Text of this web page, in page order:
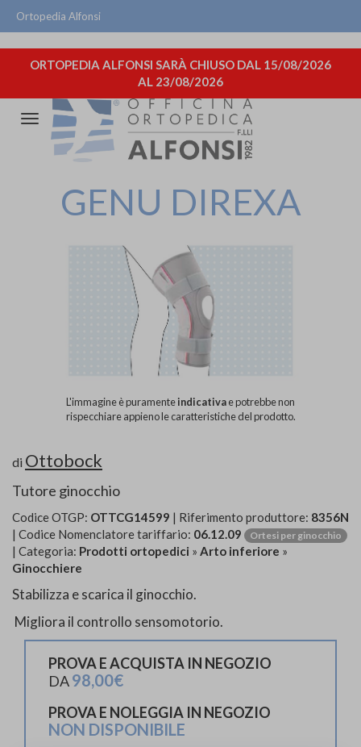
Ortopedia Alfonsi
ORTOPEDIA ALFONSI SARÀ CHIUSO DAL 15/08/2026
AL 23/08/2026
Attiva/disattiva
navigazione
GENU DIREXA
L'immagine è puramenteindicativae potrebbe non
rispecchiare appieno le caratteristiche del prodotto.
di Ottobock
Tutore ginocchio
Codice OTGP: OTTCG14599 | Riferimento produttore: 8356N
| Codice Nomenclatore tariffario: 06.12.09 Ortesi per ginocchio
| Categoria: Prodotti ortopedici » Arto inferiore »
Ginocchiere
Stabilizza e scarica il ginocchio.
Migliora il controllo sensomotorio.
PROVA E ACQUISTA IN NEGOZIO
DA98,00€
PROVA E NOLEGGIA IN NEGOZIO
NON DISPONIBILE